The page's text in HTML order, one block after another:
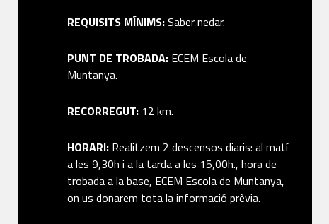
REQUISITS MÍNIMS:Saber nedar.
PUNT DE TROBADA:ECEM Escola de
Muntanya.
RECORREGUT:12 km.
HORARI:Realitzem 2 descensos diaris: al matí
a les 9,30h i a la tarda a les 15,00h., hora de
trobada a la base, ECEM Escola de Muntanya,
on us donarem tota la informació prèvia.